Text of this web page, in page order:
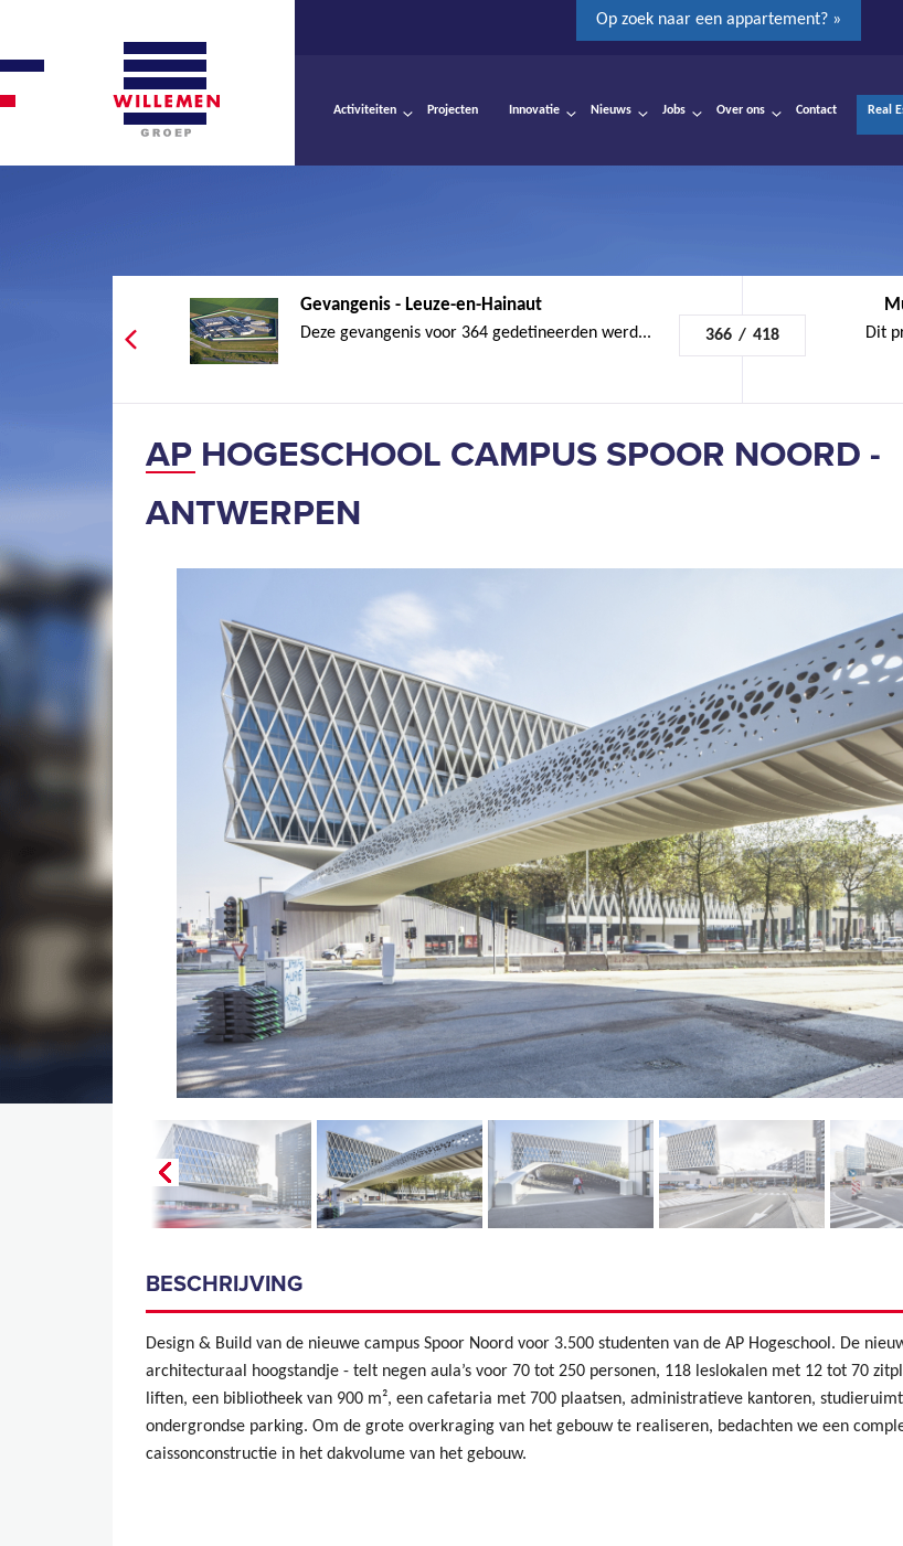
Op zoek naar een appartement? »
Activiteiten Projecten Innovatie Nieuws Jobs Over ons Contact Real
Gevangenis - Leuze-en-Hainaut
Deze gevangenis voor 364 gedetineerden werd... 366 / 418 Dit
AP HOGESCHOOL CAMPUS SPOOR NOORD -
ANTWERPEN
BESCHRIJVING
Design & Build van de nieuwe campus Spoor Noord voor 3.500 studenten van de AP Hogeschool. De
architecturaal hoogstandje - telt negen aula’s voor 70 tot 250 personen, 118 leslokalen met 12 tot 70
liften, een bibliotheek van 900 m², een cafetaria met 700 plaatsen, administratieve kantoren,
ondergrondse parking. Om de grote overkraging van het gebouw te realiseren, bedachten we een
caissonconstructie in het dakvolume van het gebouw.